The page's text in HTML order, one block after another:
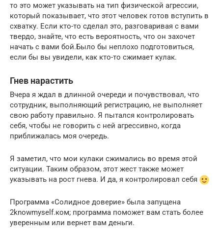
то это может указывать на тип физической агрессии,
который показывает, что этот человек готов вступить в
схватку. Если кто-то сделал это, разговаривая с вами
твердо, знайте, что есть вероятность, что он захочет
начать с вами бой.Было бы неплохо подготовиться,
если бы вы увидели, как кто-то сжимает кулак.
Гнев нарастить
Вчера я ждал в длинной очереди и почувствовал, что
сотрудник, выполняющий регистрацию, не выполняет
свою работу правильно. Я пытался контролировать
себя, чтобы не говорить с ней агрессивно, когда
приближалась моя очередь.
Я заметил, что мои кулаки сжимались во время этой
ситуации. Таким образом, этот жест также может
указывать на рост гнева. И да, я контролировал себя
Программа «Солидное доверие» была запущена
2knowmyself.ком; программа поможет вам стать более
уверенным или вернет вам деньги.